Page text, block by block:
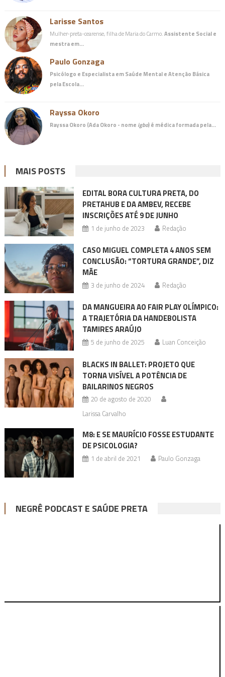
Larisse Santos
Mulher-preta-cearense, filha de Maria do Carmo.Assistente Social e
mestra em…
Paulo Gonzaga
Psicólogo e Especialista em Saúde Mental e Atenção Básica
pela Escola…
Rayssa Okoro
Rayssa Okoro (Ada Okoro - nome igbo) é médicaformada pela…
MAIS POSTS
EDITAL BORA CULTURA PRETA, DO
PRETAHUB E DA AMBEV, RECEBE
INSCRIÇÕES ATÉ 9 DE JUNHO
1 de junho de 2023 Redação
CASO MIGUEL COMPLETA 4 ANOS SEM
CONCLUSÃO: “TORTURA GRANDE”, DIZ
MÃE
3 de junho de 2024 Redação
DA MANGUEIRA AO FAIR PLAY OLÍMPICO:
A TRAJETÓRIA DA HANDEBOLISTA
TAMIRES ARAÚJO
5 de junho de 2025 Luan Conceição
BLACKS IN BALLET: PROJETO QUE
TORNA VISÍVEL A POTÊNCIA DE
BAILARINOS NEGROS
20 de agosto de 2020
Larissa Carvalho
M8: E SE MAURÍCIO FOSSE ESTUDANTE
DE PSICOLOGIA?
1 de abril de 2021 Paulo Gonzaga
NEGRÊ PODCAST E SAÚDE PRETA